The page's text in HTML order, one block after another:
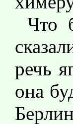
Что
речь
она